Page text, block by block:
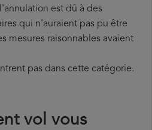
est dû à des
qui n'auraient pas pu être
mesures raisonnables avaient
pas dans cette catégorie.
vol vous